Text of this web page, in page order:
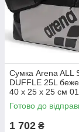
Сумка Arena ALL
DUFFLE 25L
40 х 25 х 25 см
Готово до
1 702 ₴